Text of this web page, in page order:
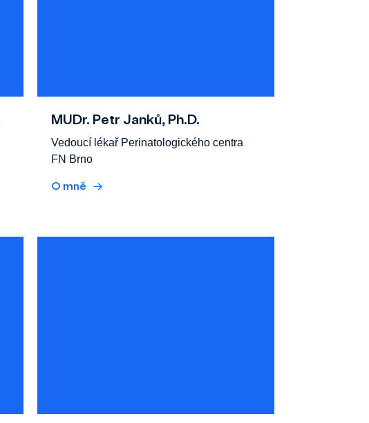
MUDr. Petr Janků, Ph.D.
Vedoucí lékař Perinatologického centra
FN Brno
O mně →